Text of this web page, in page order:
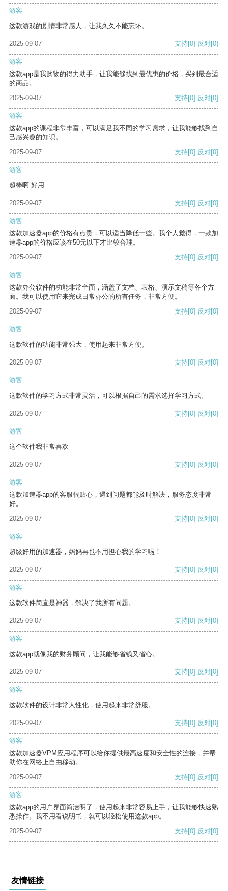
游客
这款游戏的剧情非常感人，让我久久不能忘怀。
2025-09-07 支持[0] 反对[0]
游客
这款app是我购物的得力助手，让我能够找到最优惠的价格，买到最合适
的商品。
2025-09-07
支持[0] 反对[0]
游客
这款app的课程非常丰富，可以满足我不同的学习需求，让我能够找到自
己感兴趣的知识。
2025-09-07
支持[0] 反对[0]
游客
超棒啊 好用
2025-09-07 支持[0] 反对[0]
游客
这款加速器app的价格有点贵，可以适当降低一些。我个人觉得，一款加
速器app的价格应该在50元以下才比较合理。
2025-09-07
支持[0] 反对[0]
游客
这款办公软件的功能非常全面，涵盖了文档、表格、演示文稿等各个方
面。我可以使用它来完成日常办公的所有任务，非常方便。
2025-09-07
支持[0] 反对[0]
游客
这款软件的功能非常强大，使用起来非常方便。
2025-09-07 支持[0] 反对[0]
游客
这款软件的学习方式非常灵活，可以根据自己的需求选择学习方式。
2025-09-07 支持[0] 反对[0]
游客
这个软件我非常喜欢
2025-09-07 支持[0] 反对[0]
游客
这款加速器app的客服很贴心，遇到问题都能及时解决，服务态度非常
好。
2025-09-07
支持[0] 反对[0]
游客
超级好用的加速器，妈妈再也不用担心我的学习啦！
2025-09-07 支持[0] 反对[0]
游客
这款软件简直是神器，解决了我所有问题。
2025-09-07 支持[0] 反对[0]
游客
这款app就像我的财务顾问，让我能够省钱又省心。
2025-09-07 支持[0] 反对[0]
游客
这款软件的设计非常人性化，使用起来非常舒服。
2025-09-07 支持[0] 反对[0]
游客
这款加速器VPM应用程序可以给你提供最高速度和安全性的连接，并帮
助你在网络上自由移动。
2025-09-07
支持[0] 反对[0]
游客
这款app的用户界面简洁明了，使用起来非常容易上手，让我能够快速熟
悉操作。我不用看说明书，就可以轻松使用这款app。
2025-09-07
支持[0] 反对[0]
友情链接